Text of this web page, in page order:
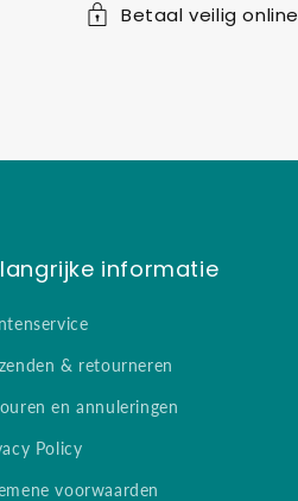
Betaal veilig online
informatie
& retourneren
en annuleringen
Policy
voorwaarden